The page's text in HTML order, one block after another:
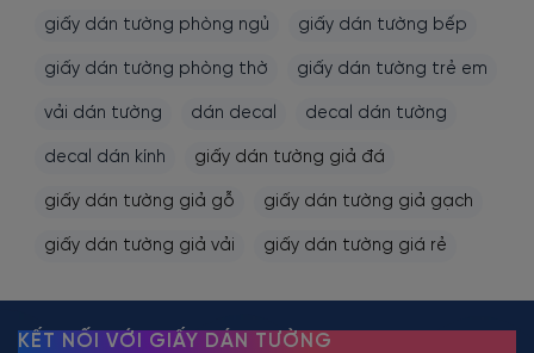
giấy dán tường phòng ngủ giấy dán tường bếp
giấy dán tường phòng thờ giấy dán tường trẻ em
vải dán tường dán decal decal dán tường
decal dán kính giấy dán tường giả đá
giấy dán tường giả gỗ giấy dán tường giả gạch
giấy dán tường giả vải giấy dán tường giá rẻ
KẾT NỐI VỚI GIẤY DÁN TƯỜNG